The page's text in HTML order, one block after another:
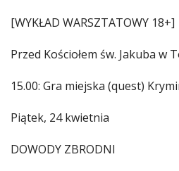
[WYKŁAD WARSZTATOWY 18+]
Przed Kościołem św. Jakuba w
15.00: Gra miejska (quest)
Piątek, 24 kwietnia
DOWODY ZBRODNI